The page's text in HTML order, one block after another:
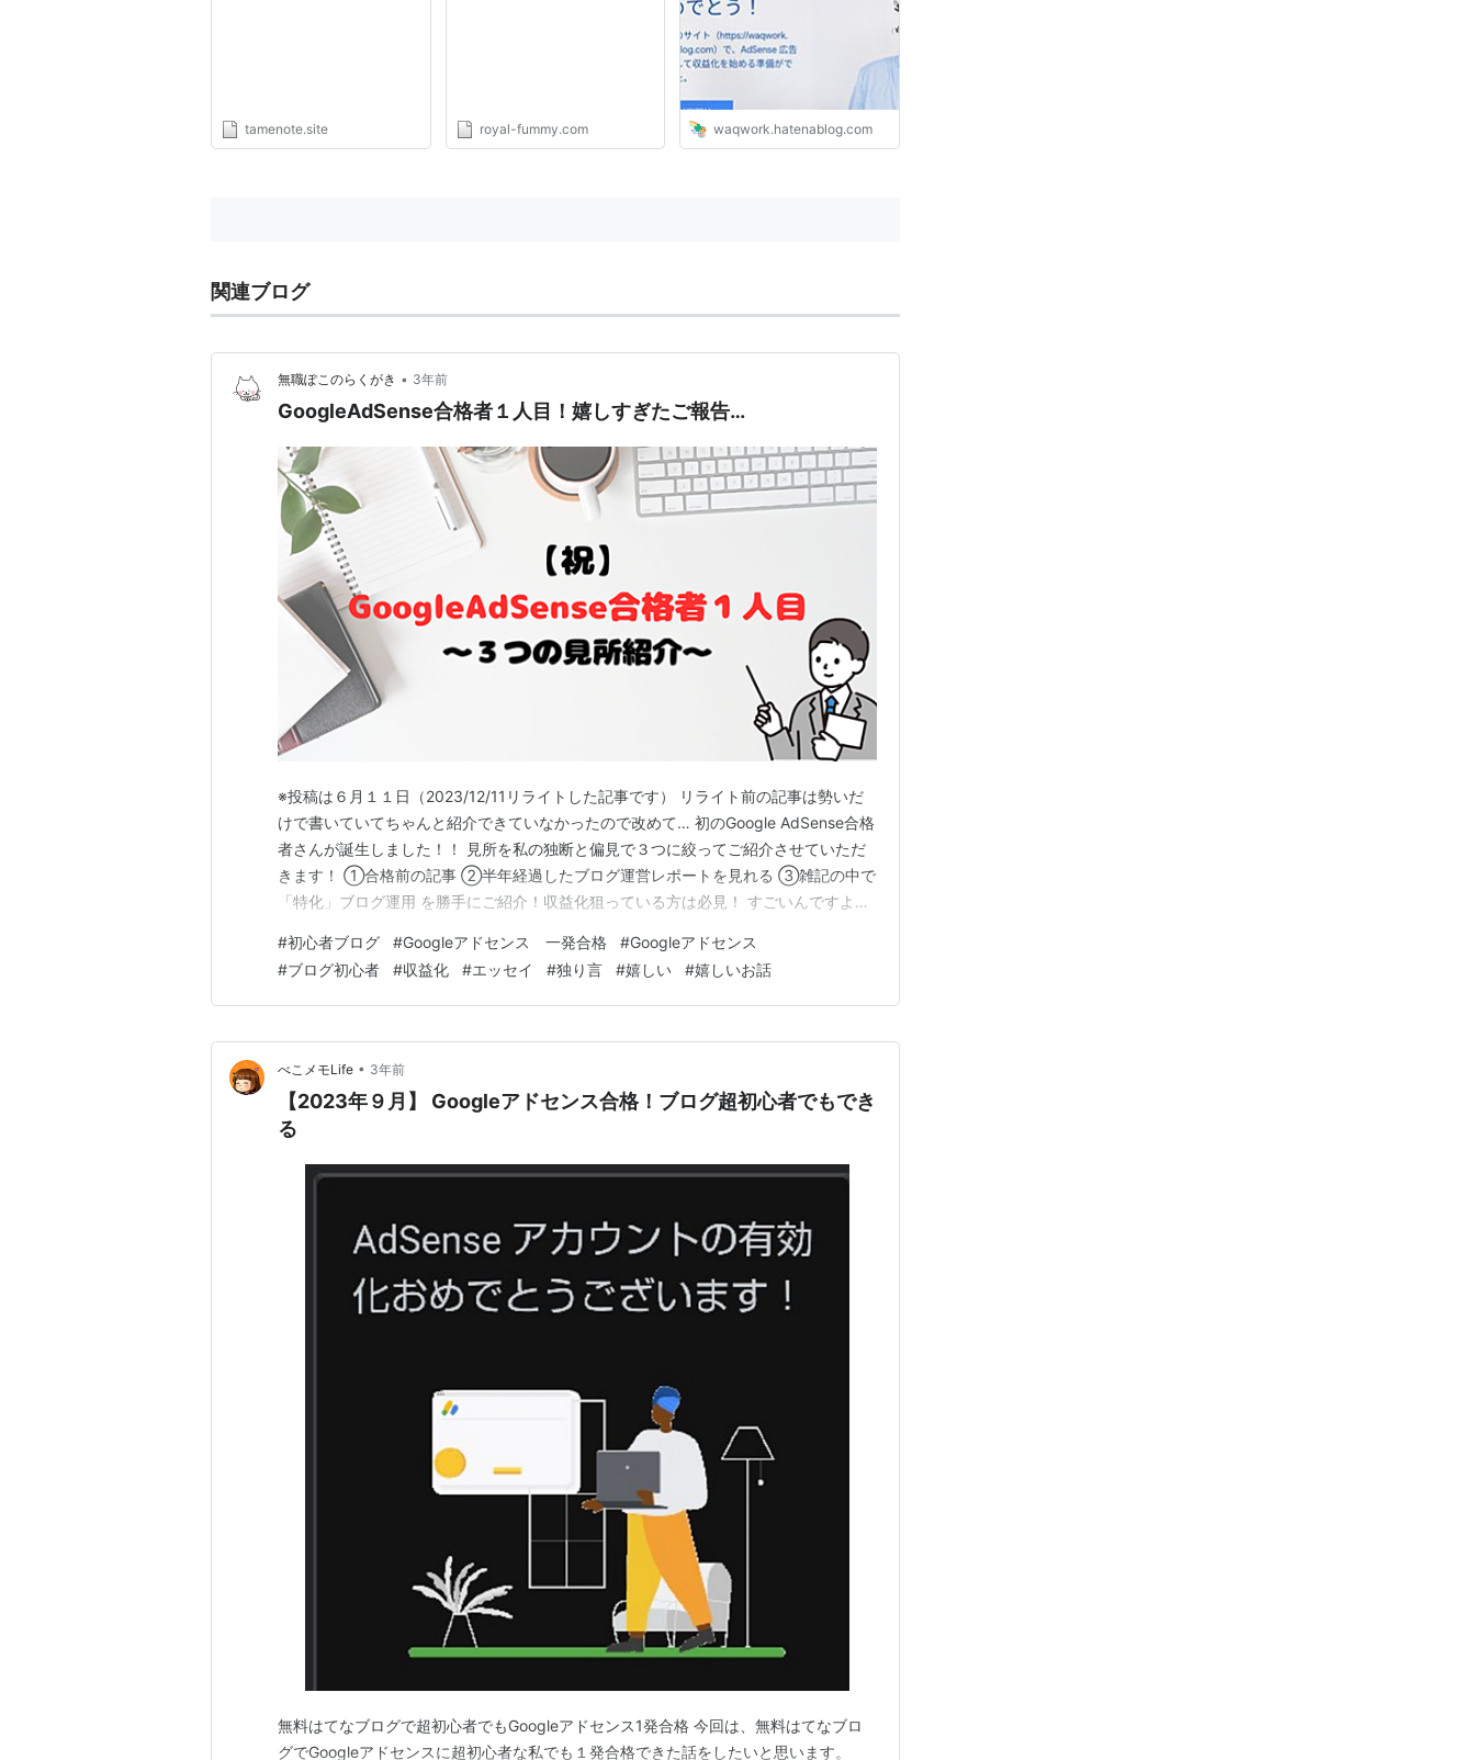
tamenote.site royal-fummy.com waqwork.hatenablog.com
関連ブログ
無職ぽこのらくがき • 3年前
GoogleAdSense合格者１人目！嬉しすぎたご報告…
※投稿は６月１１日（2023/12/11リライトした記事です） リライト前の記事は勢いだ
けで書いていてちゃんと紹介できていなかったので改めて… 初のGoogle AdSense合格
者さんが誕生しました！！ 見所を私の独断と偏見で３つに絞ってご紹介させていただ
きます！ ①合格前の記事 ②半年経過したブログ運営レポートを見れる ③雑記の中で
「特化」ブログ運用 を勝手にご紹介！収益化狙っている方は必見！ すごいんですよ、
くことなかれ！ 今回ご紹介させていただくのは… Google AdSenseの記事を書くきっ
かけ…
#初心者ブログ #Googleアドセンス 一発合格 #Googleアドセンス
#ブログ初心者 #収益化 #エッセイ #独り言 #嬉しい #嬉しいお話
べこメモLife • 3年前
【2023年９月】 Googleアドセンス合格！ブログ超初心者でもでき
る
無料はてなブログで超初心者でもGoogleアドセンス1発合格 今回は、無料はてなブロ
グでGoogleアドセンスに超初心者な私でも１発合格できた話をしたいと思います。